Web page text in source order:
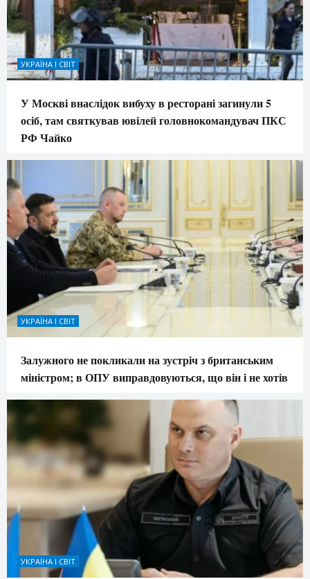
УКРАЇНА І СВІТ
У Москві внаслідок вибуху в ресторані загинули 5
осіб, там святкував ювілей головнокомандувач ПКС
РФ Чайко
УКРАЇНА І СВІТ
Залужного не покликали на зустріч з британським
міністром; в ОПУ виправдовуються, що він і не хотів
УКРАЇНА І СВІТ